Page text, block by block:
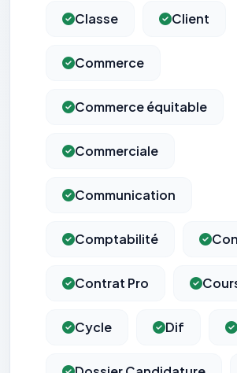
Classe Client
Commerce
Commerce équitable
Commerciale
Communication
Comptabilité
Contrat Pro
Cycle Dif